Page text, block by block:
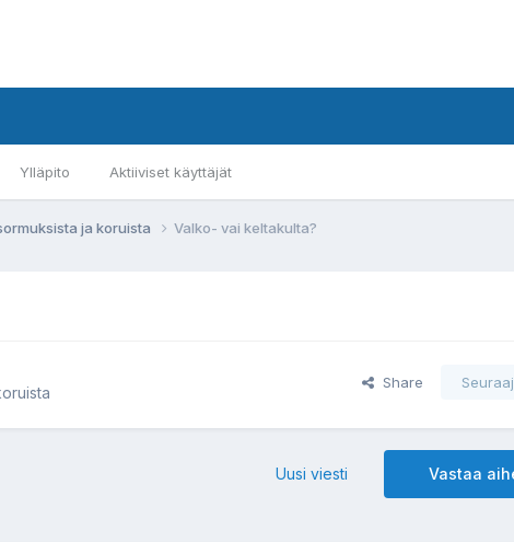
Ylläpito Aktiiviset käyttäjät
ja koruista Valko- vai keltakulta?
Share
Vastaa
Uusi viesti